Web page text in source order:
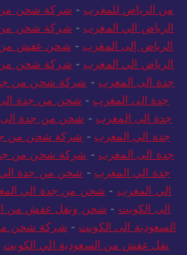
من الرياض للمغرب - شركة شحن من
الرياض الي المغرب - شركة شحن من
الرياض إلى المغرب - شحن عفش من
الرياض الي المغرب - شركة شحن من
جدة الى المغرب - شركة شحن من
جدة الى المغرب - شحن من جدة
جدة الى المغرب - شحن من جدة الى
جدة الي المغرب - شركة شحن من
جدة الى المغرب - شركة شحن من
جدة الي المغرب - شحن من جدة
الي المغرب - شحن من جدة الي
الى الكويت - شحن ونقل عفش من
السعودية الى الكويت - شركة شحن من
نقل عفش من السعودية الي الكويت